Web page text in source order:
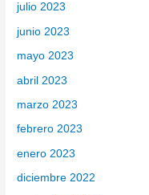
julio 2023
junio 2023
mayo 2023
abril 2023
marzo 2023
febrero 2023
enero 2023
diciembre 2022